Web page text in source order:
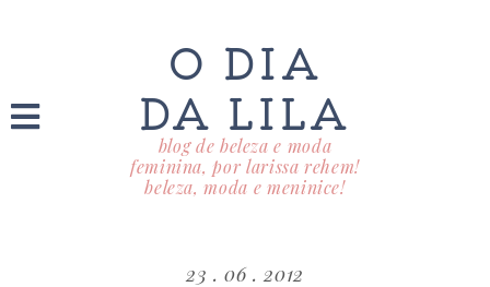
O DIA
DA LILA
blog de beleza e moda
feminina, por larissa rehem!
beleza, moda e meninice!
23 . 06 . 2012